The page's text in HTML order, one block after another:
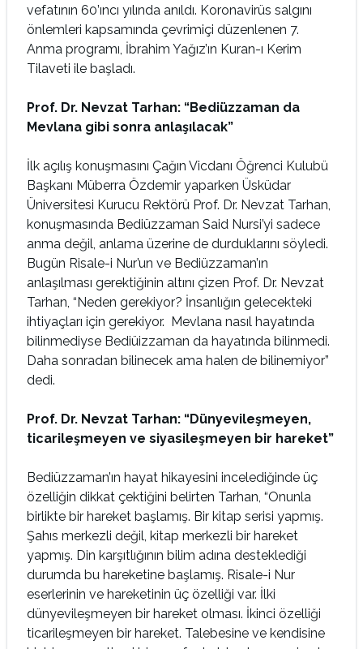
vefatının 60’ıncı yılında anıldı. Koronavirüs salgını
önlemleri kapsamında çevrimiçi düzenlenen 7.
Anma programı, İbrahim Yağız’ın Kuran-ı Kerim
Tilaveti ile başladı.
Prof. Dr. Nevzat Tarhan: “Bediüzzaman da
Mevlana gibi sonra anlaşılacak”
İlk açılış konuşmasını Çağın Vicdanı Öğrenci Kulubü
Başkanı Müberra Özdemir yaparken Üsküdar
Üniversitesi Kurucu Rektörü Prof. Dr. Nevzat Tarhan,
konuşmasında Bediüzzaman Said Nursi’yi sadece
anma değil, anlama üzerine de durduklarını söyledi.
Bugün Risale-i Nur’un ve Bediüzzaman’ın
anlaşılması gerektiğinin altını çizen Prof. Dr. Nevzat
Tarhan, “Neden gerekiyor? İnsanlığın gelecekteki
ihtiyaçları için gerekiyor. Mevlana nasıl hayatında
bilinmediyse Bediüizzaman da hayatında bilinmedi.
Daha sonradan bilinecek ama halen de bilinemiyor”
dedi.
Prof. Dr. Nevzat Tarhan: “Dünyevileşmeyen,
ticarileşmeyen ve siyasileşmeyen bir hareket”
Bediüzzaman’ın hayat hikayesini incelediğinde üç
özelliğin dikkat çektiğini belirten Tarhan, “Onunla
birlikte bir hareket başlamış. Bir kitap serisi yapmış.
Şahıs merkezli değil, kitap merkezli bir hareket
yapmış. Din karşıtlığının bilim adına desteklediği
durumda bu hareketine başlamış. Risale-i Nur
eserlerinin ve hareketinin üç özelliği var. İlki
dünyevileşmeyen bir hareket olması. İkinci özelliği
ticarileşmeyen bir hareket. Talebesine ve kendisine